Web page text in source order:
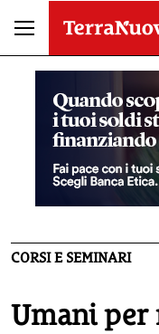
CORSI E SEMINARI
Umani per